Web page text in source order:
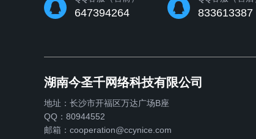
647394264 833613387
湖南今圣千网络科技有限公司
地址：长沙市开福区万达广场B座
QQ：80944552
邮箱：cooperation@ccynice.com